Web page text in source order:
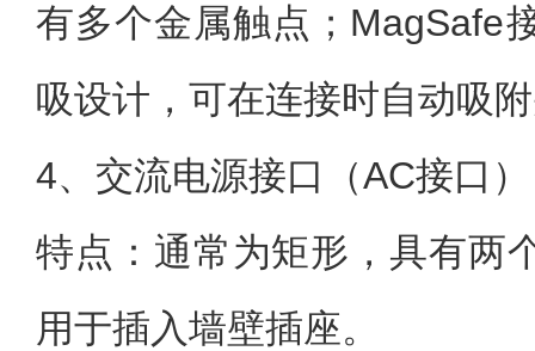
有多个金属触点；MagSafe
吸设计，可在连接时自动吸
4、交流电源接口（AC接口）
特点：通常为矩形，具有两
用于插入墙壁插座。